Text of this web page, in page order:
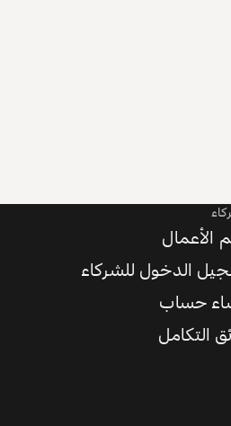
الأعمال
الدخول للشركاء
حساب
التكامل